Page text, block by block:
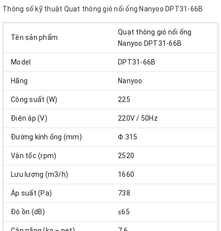
Thông số kỹ thuật Quạt thông gió nối ống Nanyoo DPT31-66B
Tên sản phẩm
Quạt thông gió nối ống
Nanyoo DPT31-66B
Model DPT31-66B
Hãng Nanyoo
Công suất (W) 225
Điện áp (V) 220V / 50Hz
Đường kính ống (mm) Φ 315
Vận tốc (rpm) 2520
Lưu lượng (m3/h) 1660
Áp suất (Pa) 738
Độ ồn (dB) ≤65